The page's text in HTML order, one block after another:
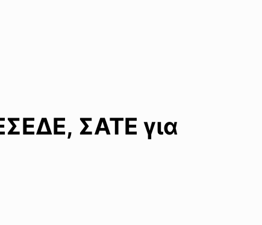
ΣΑΤΕ για